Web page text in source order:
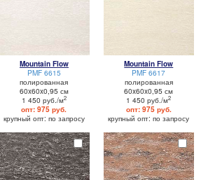
Mountain Flow
PMF 6615
полированная
60x60x0,95 см
1 450 руб./м2
опт: 975 руб.
крупный опт: по запросу
Mountain Flow
PMF 6617
полированная
60x60x0,95 см
1 450 руб./м2
опт: 975 руб.
крупный опт: по запросу